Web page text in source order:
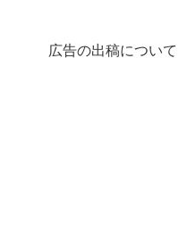
広告の出稿について